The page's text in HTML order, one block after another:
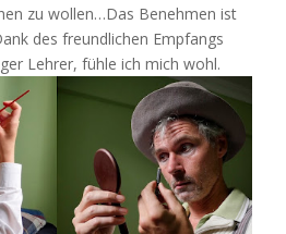
zu wollen…Das Benehmen ist
des freundlichen Empfangs
Lehrer, fühle ich mich wohl.